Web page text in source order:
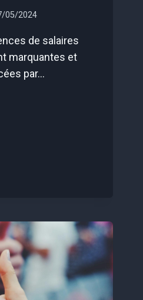
05/2024
de salaires
marquantes et
par…